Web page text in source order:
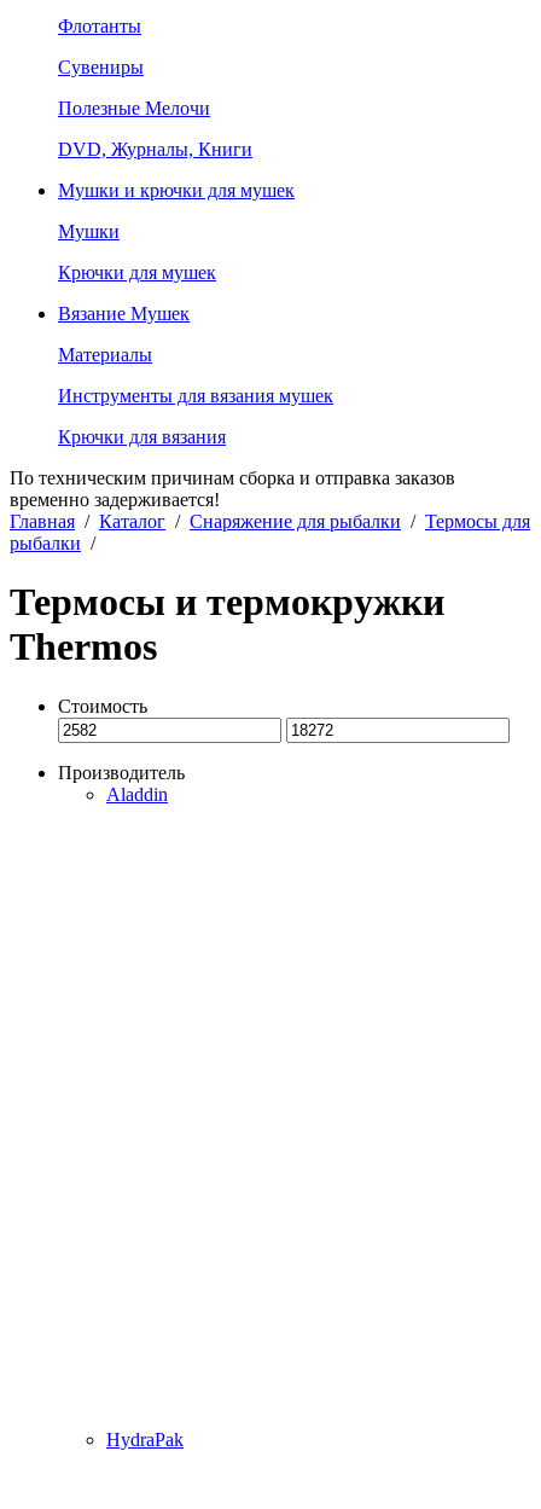
Флотанты
Сувениры
Полезные Мелочи
DVD, Журналы, Книги
Мушки и крючки для мушек
Мушки
Крючки для мушек
Вязание Мушек
Материалы
Инструменты для вязания мушек
Крючки для вязания
По техническим причинам сборка и отправка заказов
временно задерживается!
Главная / Каталог / Снаряжение для рыбалки / Термосы для
рыбалки /
Термосы и термокружки
Thermos
Стоимость
Производитель
Aladdin
HydraPak